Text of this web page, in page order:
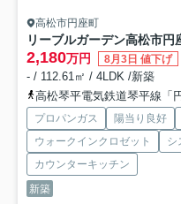
高松市円座町
リーブルガーデン高松市円
2,180万円 8月3日 値下げ
- / 112.61㎡ / 4LDK /新築
高松琴平電気鉄道琴平線「
プロパンガス 陽当り良好
ウォークインクロゼット
シ
カウンターキッチン
新築